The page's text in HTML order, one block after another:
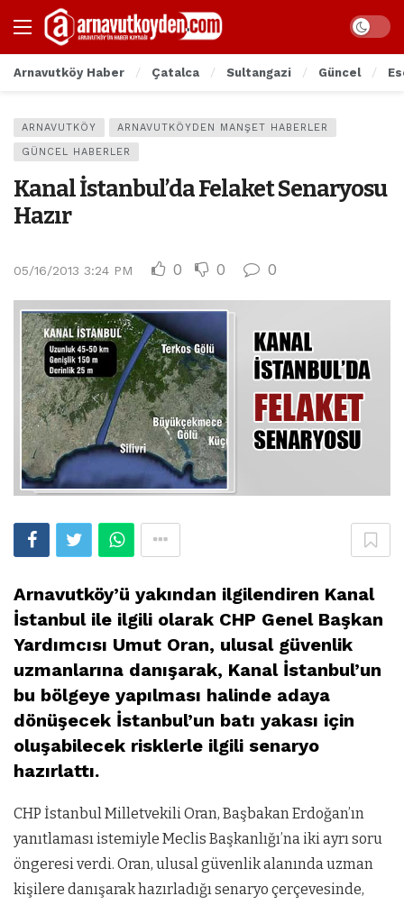
Arnavutköy Haber Çatalca Sultangazi Güncel
ARNAVUTKÖY ARNAVUTKÖYDEN MANŞET HABERLER
GÜNCEL HABERLER
Kanal İstanbul’da Felaket Senaryosu
Hazır
05/16/2013 3:24 PM 0 0 0
Arnavutköy’ü yakından ilgilendiren Kanal
İstanbul ile ilgili olarak CHP Genel Başkan
Yardımcısı Umut Oran, ulusal güvenlik
uzmanlarına danışarak, Kanal İstanbul’un
bu bölgeye yapılması halinde adaya
dönüşecek İstanbul’un batı yakası için
oluşabilecek risklerle ilgili senaryo
hazırlattı.
CHP İstanbul Milletvekili Oran, Başbakan Erdoğan’ın
yanıtlaması istemiyle Meclis Başkanlığı’na iki ayrı soru
öngeresi verdi. Oran, ulusal güvenlik alanında uzman
kişilere danışarak hazırladığı senaryo çerçevesinde,